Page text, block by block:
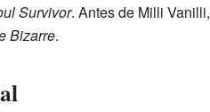
Survivor. Antes de Milli Vanilli,
Bizarre.